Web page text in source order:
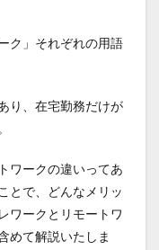
ク」それぞれの用語
り、在宅勤務だけが
ワークの違いってあ
とで、どんなメリッ
ワークとリモートワ
めて解説いたしま